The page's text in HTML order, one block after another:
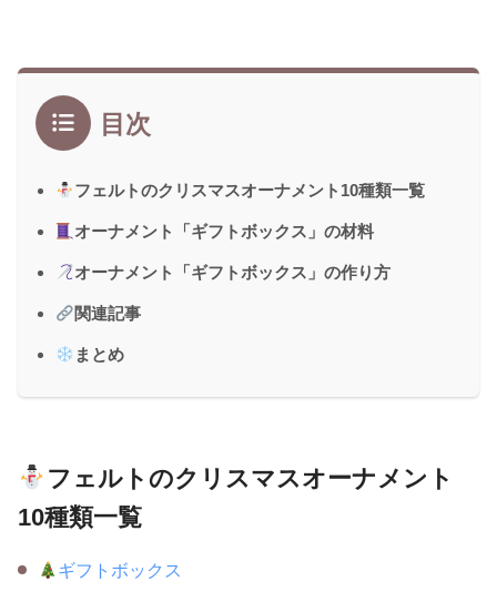
目次
フェルトのクリスマスオーナメント10種類一覧
オーナメント「ギフトボックス」の材料
オーナメント「ギフトボックス」の作り方
関連記事
まとめ
フェルトのクリスマスオーナメント
10種類一覧
ギフトボックス